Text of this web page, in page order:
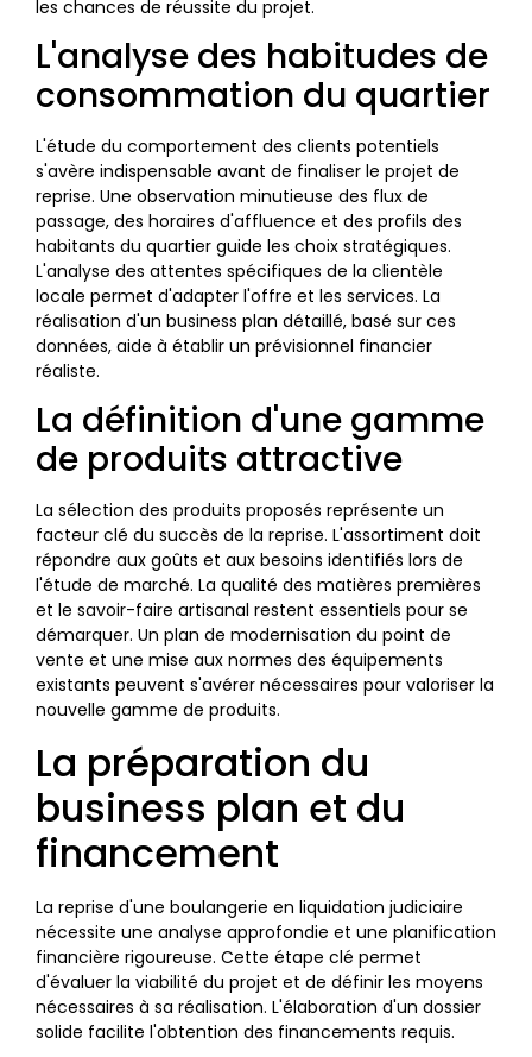
les chances de réussite du projet.
L'analyse des habitudes de
consommation du quartier
L'étude du comportement des clients potentiels
s'avère indispensable avant de finaliser le projet de
reprise. Une observation minutieuse des flux de
passage, des horaires d'affluence et des profils des
habitants du quartier guide les choix stratégiques.
L'analyse des attentes spécifiques de la clientèle
locale permet d'adapter l'offre et les services. La
réalisation d'un business plan détaillé, basé sur ces
données, aide à établir un prévisionnel financier
réaliste.
La définition d'une gamme
de produits attractive
La sélection des produits proposés représente un
facteur clé du succès de la reprise. L'assortiment doit
répondre aux goûts et aux besoins identifiés lors de
l'étude de marché. La qualité des matières premières
et le savoir-faire artisanal restent essentiels pour se
démarquer. Un plan de modernisation du point de
vente et une mise aux normes des équipements
existants peuvent s'avérer nécessaires pour valoriser la
nouvelle gamme de produits.
La préparation du
business plan et du
financement
La reprise d'une boulangerie en liquidation judiciaire
nécessite une analyse approfondie et une planification
financière rigoureuse. Cette étape clé permet
d'évaluer la viabilité du projet et de définir les moyens
nécessaires à sa réalisation. L'élaboration d'un dossier
solide facilite l'obtention des financements requis.